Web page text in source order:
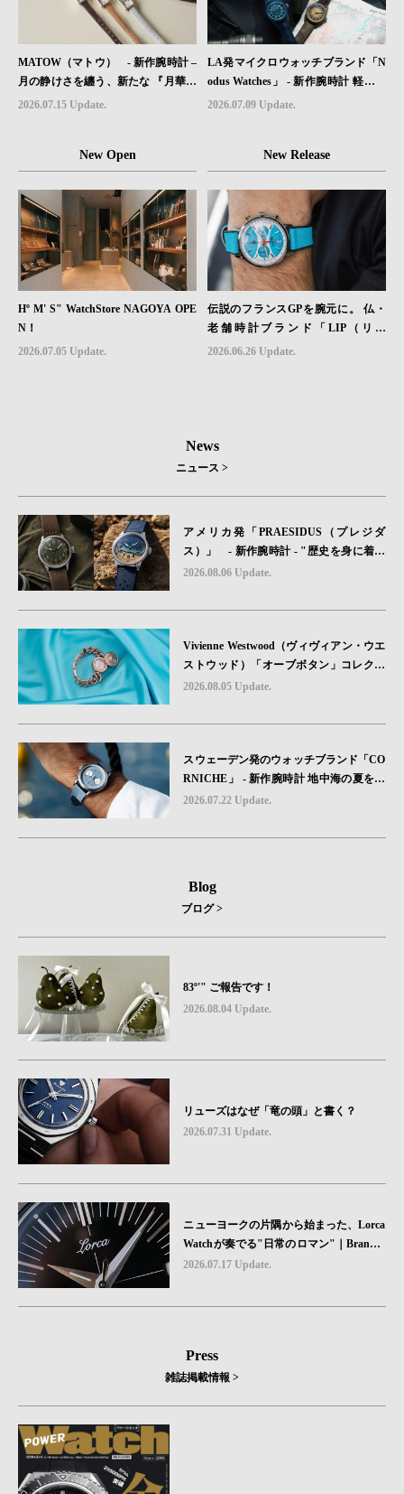
MATOW（マトウ） - 新作腕時計 –
月の静けさを纏う、新たな 『月華』
レザーモデル４型登場。
2026.07.15 Update.
LA発マイクロウォッチブランド「N
odus Watches」 - 新作腕時計 軽さと
堅牢性を両立したフィールドウォッ
2026.07.09 Update.
New Open
Hº M' S" WatchStore NAGOYA OPE
N！
2026.07.05 Update.
New Release
伝説のフランスGPを腕元に。 仏・
老舗時計ブランド「LIP（リッ
プ）」、世界限定1,906本のクロノグ
2026.06.26 Update.
News
ニュース >
アメリカ発「PRAESIDUS（プレジダ
ス）」 - 新作腕時計 - "歴史を身に着け
る“ -戦場を駆け抜けたWillys MBのボンネ
砂を文字盤に閉じ込めた「A-11」コレク
2026.08.06 Update.
Vivienne Westwood（ヴィヴィアン・ウエ
ストウッド）「オーブボタン」コレクシ
ョンに、⽇本限定カラーのローズゴール
2026.08.05 Update.
スウェーデン発のウォッチブランド「CO
RNICHE」 - 新作腕時計 地中海の夏を映
す、爽やかなブルーダイヤル「Heritage C
2026.07.22 Update.
Blog
ブログ >
83º'" ご報告です！
2026.08.04 Update.
リューズはなぜ「竜の頭」と書く？
2026.07.31 Update.
ニューヨークの片隅から始まった、Lorca
Watchが奏でる"日常のロマン"｜Brand P
icks #08
2026.07.17 Update.
Press
雑誌掲載情報 >